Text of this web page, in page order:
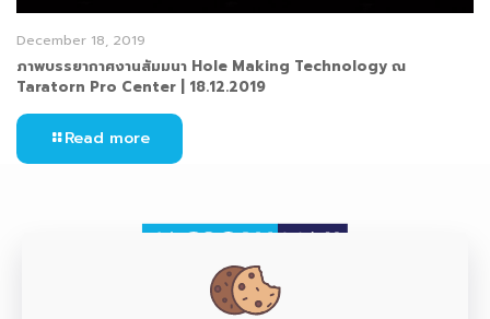
December 18, 2019
ภาพบรรยากาศงานสัมมนา Hole Making Technology ณ
Taratorn Pro Center | 18.12.2019
Read more